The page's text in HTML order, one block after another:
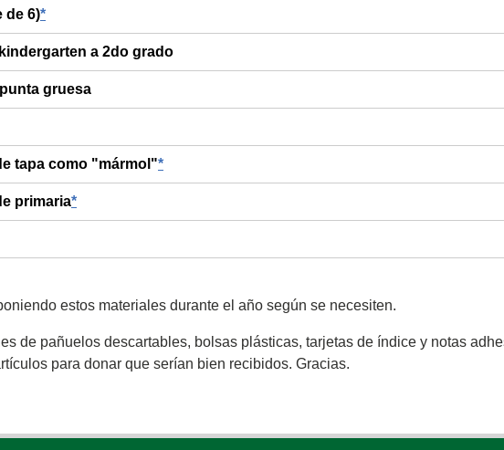
de 6)*
a 2do grado
gruesa
tapa como "mármol"*
primaria*
estos materiales durante el año según se necesiten.
de pañuelos descartables, bolsas plásticas, tarjetas de índice y notas
para donar que serían bien recibidos. Gracias.